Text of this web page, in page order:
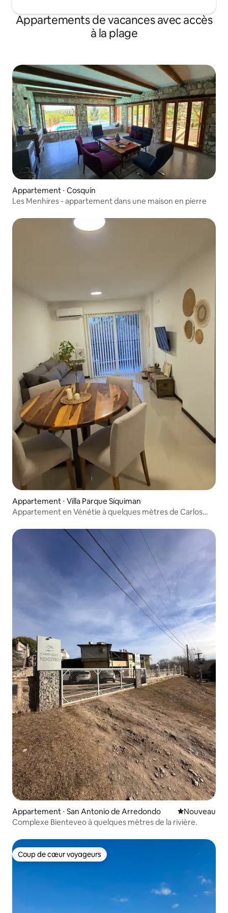
Appartements de vacances avec accès
à la plage
Appartement ⋅ Cosquín
Les Menhires - appartement dans une maison en pierre
Appartement ⋅ Villa Parque Síquiman
Appartement en Vénétie à quelques mètres de Carlos
Appartement ⋅ San Antonio de Arredondo Nouvel
Nouveau
Complexe Bienteveo à quelques mètres de la rivière.
Coup de cœur voyageurs
Coup de cœur voyageurs